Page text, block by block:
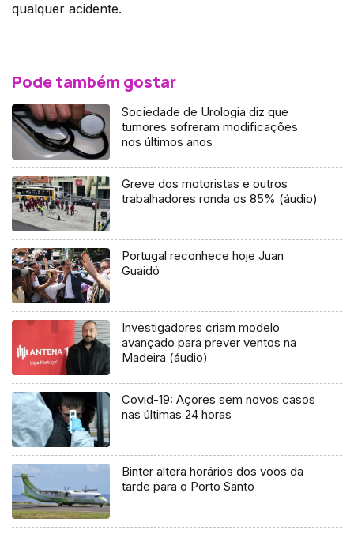
qualquer acidente.
Pode também gostar
Sociedade de Urologia diz que
tumores sofreram modificações
nos últimos anos
Greve dos motoristas e outros
trabalhadores ronda os 85% (áudio)
Portugal reconhece hoje Juan
Guaidó
Investigadores criam modelo
avançado para prever ventos na
Madeira (áudio)
Covid-19: Açores sem novos casos
nas últimas 24 horas
Binter altera horários dos voos da
tarde para o Porto Santo